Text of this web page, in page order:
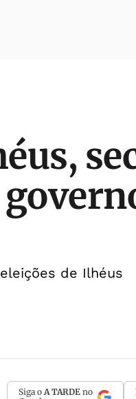
de Ilhéus
Siga o A TARDE no